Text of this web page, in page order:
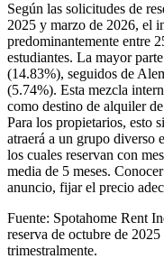
Según las solicitudes de
2025 y marzo de 2026, el
predominantemente entre
estudiantes. La mayor
(14.83%), seguidos de
(5.74%). Esta mezcla
como destino de alquiler
Para los propietarios, esto
atraerá a un grupo diverso
los cuales reservan con
media de 5 meses.
anuncio, fijar el precio
Fuente: Spotahome Rent
reserva de octubre de
trimestralmente.